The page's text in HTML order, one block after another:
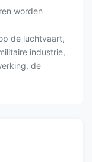
worden
de luchtvaart,
industrie,
de